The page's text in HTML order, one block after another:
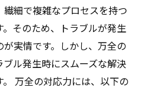
細で複雑なプロセスを持つ
そのため、トラブルが発生
実情です。しかし、万全の
ル発生時にスムーズな解決
万全の対応力には、以下の